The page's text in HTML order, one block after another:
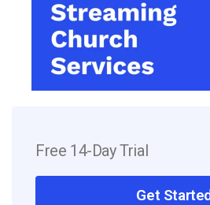
Free 14-Day Trial
Get